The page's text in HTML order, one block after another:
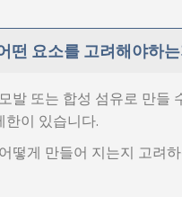
떤 요소를 고려해야하
발 또는 합성 섬유로 만들
한이 있습니다.
떻게 만들어 지는지 고려